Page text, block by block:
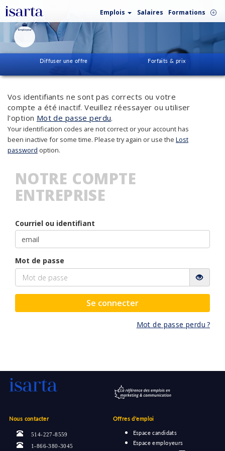
Emplois Salaires Formations
Employeur
Diffuser une offre Forfaits & prix
Vos identifiants ne sont pas corrects ou votre
compte a été inactif. Veuillez réessayer ou utiliser
l'option Mot de passe perdu.
Your identification codes are not correct or your account has
been inactive for some time. Please try again or use the Lost
password option.
NOTRE COMPTE
ENTREPRISE
Courriel ou identifiant
Mot de passe
Se connecter
Mot de passe perdu ?
Nous contacter
514-227-8559
1-866-380-3045
Offres d'emploi
Espace candidats
Espace employeurs